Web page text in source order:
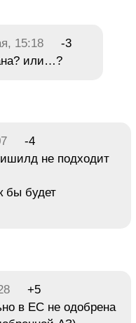
15:18
-3
или…?
-4
не подходит
бы будет
+5
в ЕС не одобрена